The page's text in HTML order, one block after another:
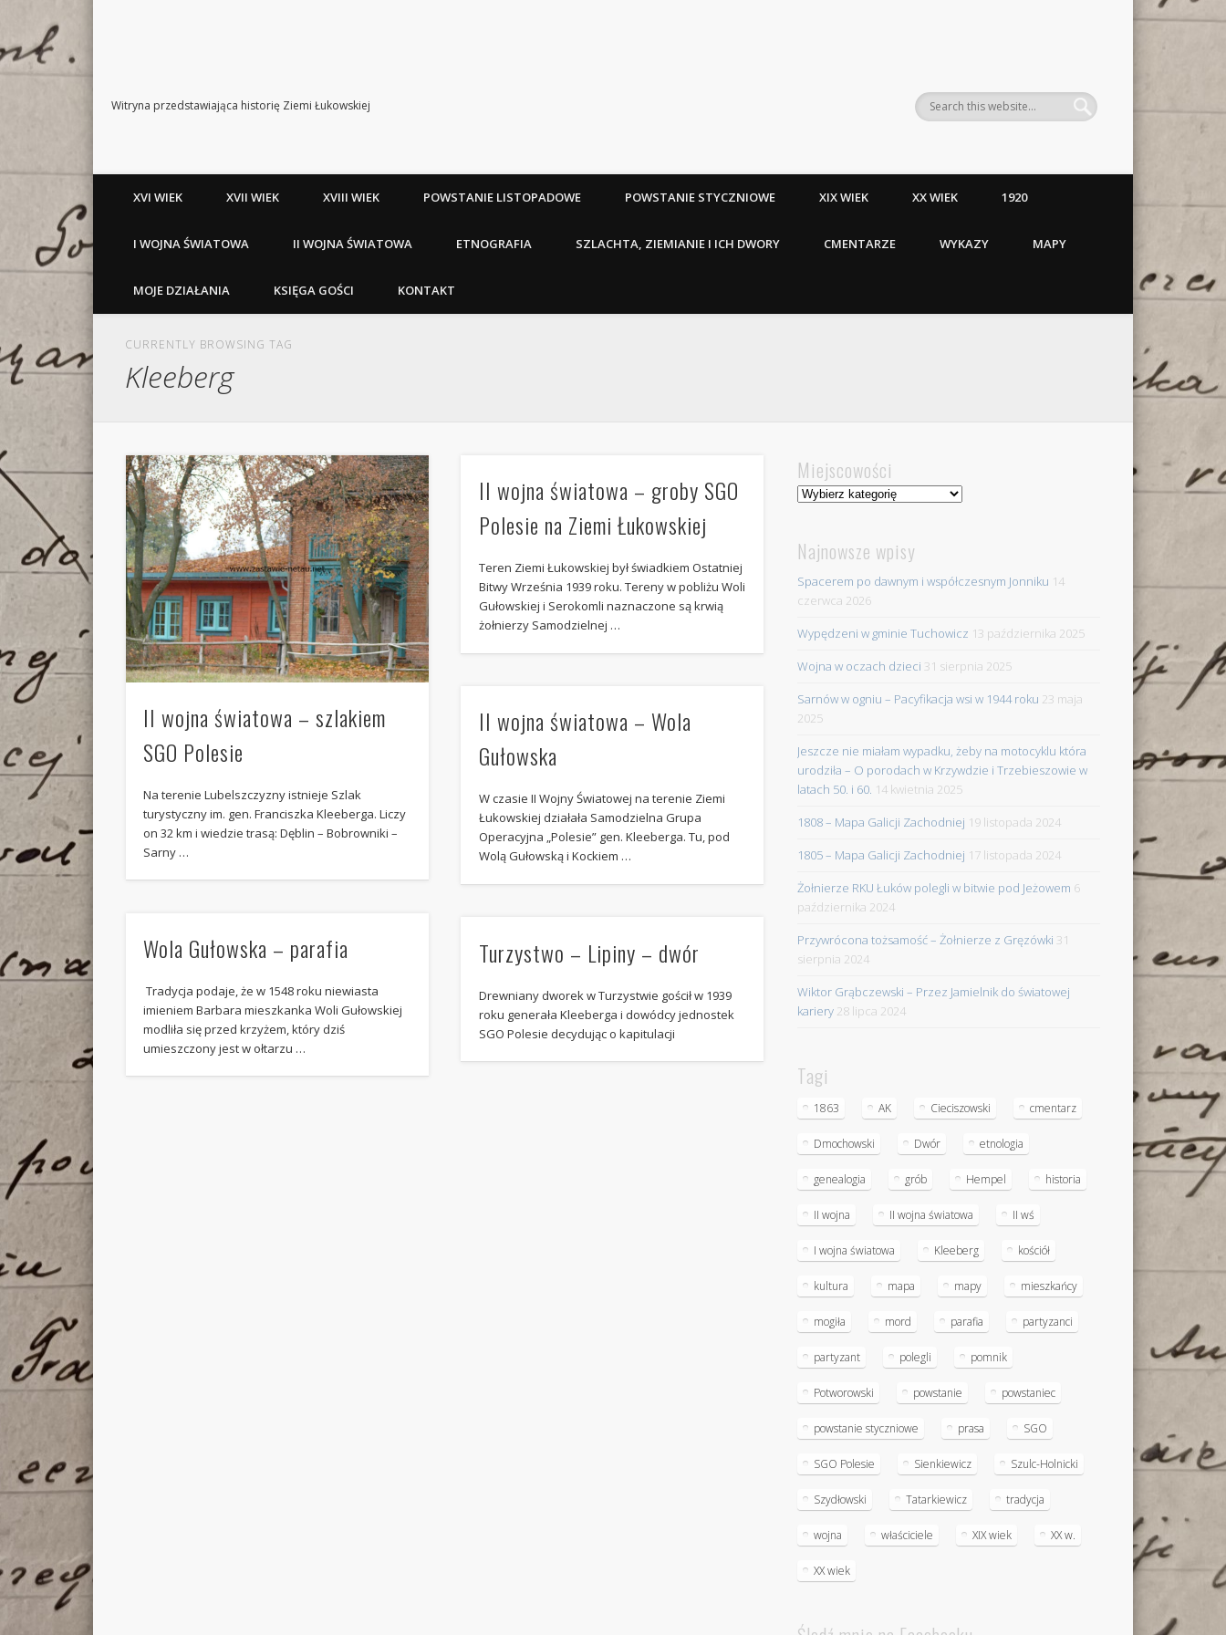
Witryna przedstawiająca historię Ziemi Łukowskiej
XVI WIEK XVII WIEK XVIII WIEK POWSTANIE LISTOPADOWE POWSTANIE STYCZNIOWE XIX WIEK XX WIEK 1920
I WOJNA ŚWIATOWA II WOJNA ŚWIATOWA ETNOGRAFIA SZLACHTA, ZIEMIANIE I ICH DWORY CMENTARZE WYKAZY MAPY
MOJE DZIAŁANIA KSIĘGA GOŚCI KONTAKT
CURRENTLY BROWSING TAG
Kleeberg
II wojna światowa – szlakiem
SGO Polesie
Na terenie Lubelszczyzny istnieje Szlak
turystyczny im. gen. Franciszka Kleeberga. Liczy
on 32 km i wiedzie trasą: Dęblin – Bobrowniki –
Sarny …
II wojna światowa – groby SGO
Polesie na Ziemi Łukowskiej
Teren Ziemi Łukowskiej był świadkiem Ostatniej
Bitwy Września 1939 roku. Tereny w pobliżu Woli
Gułowskiej i Serokomli naznaczone są krwią
żołnierzy Samodzielnej …
II wojna światowa – Wola
Gułowska
W czasie II Wojny Światowej na terenie Ziemi
Łukowskiej działała Samodzielna Grupa
Operacyjna „Polesie” gen. Kleeberga. Tu, pod
Wolą Gułowską i Kockiem …
Wola Gułowska – parafia
Tradycja podaje, że w 1548 roku niewiasta
imieniem Barbara mieszkanka Woli Gułowskiej
modliła się przed krzyżem, który dziś
umieszczony jest w ołtarzu …
Turzystwo – Lipiny – dwór
Drewniany dworek w Turzystwie gościł w 1939
roku generała Kleeberga i dowódcy jednostek
SGO Polesie decydując o kapitulacji
Miejscowości
Miejscowości
Najnowsze wpisy
Spacerem po dawnym i współczesnym Jonniku 14
czerwca 2026
Wypędzeni w gminie Tuchowicz 13 października 2025
Wojna w oczach dzieci 31 sierpnia 2025
Sarnów w ogniu – Pacyfikacja wsi w 1944 roku 23 maja
2025
Jeszcze nie miałam wypadku, żeby na motocyklu która
urodziła – O porodach w Krzywdzie i Trzebieszowie w
latach 50. i 60. 14 kwietnia 2025
1808 – Mapa Galicji Zachodniej 19 listopada 2024
1805 – Mapa Galicji Zachodniej 17 listopada 2024
Żołnierze RKU Łuków polegli w bitwie pod Jeżowem 6
października 2024
Przywrócona tożsamość – Żołnierze z Gręzówki 31
sierpnia 2024
Wiktor Grąbczewski – Przez Jamielnik do światowej
kariery 28 lipca 2024
Tagi
1863 AK Cieciszowski cmentarz
Dmochowski Dwór etnologia
genealogia grób Hempel historia
II wojna II wojna światowa II wś
I wojna światowa Kleeberg kościół
kultura mapa mapy mieszkańcy
mogiła mord parafia partyzanci
partyzant polegli pomnik
Potworowski powstanie powstaniec
powstanie styczniowe prasa SGO
SGO Polesie Sienkiewicz Szulc-Holnicki
Szydłowski Tatarkiewicz tradycja
wojna właściciele XIX wiek XX w.
XX wiek